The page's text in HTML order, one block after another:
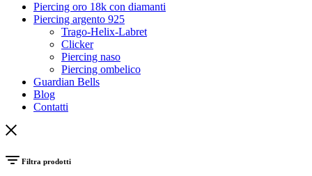
Piercing oro 18k con diamanti
Piercing argento 925
Trago-Helix-Labret
Clicker
Piercing naso
Piercing ombelico
Guardian Bells
Blog
Contatti
Filtra prodotti